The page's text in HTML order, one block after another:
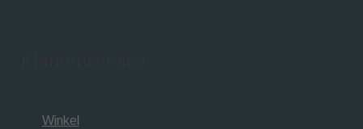
Winkel